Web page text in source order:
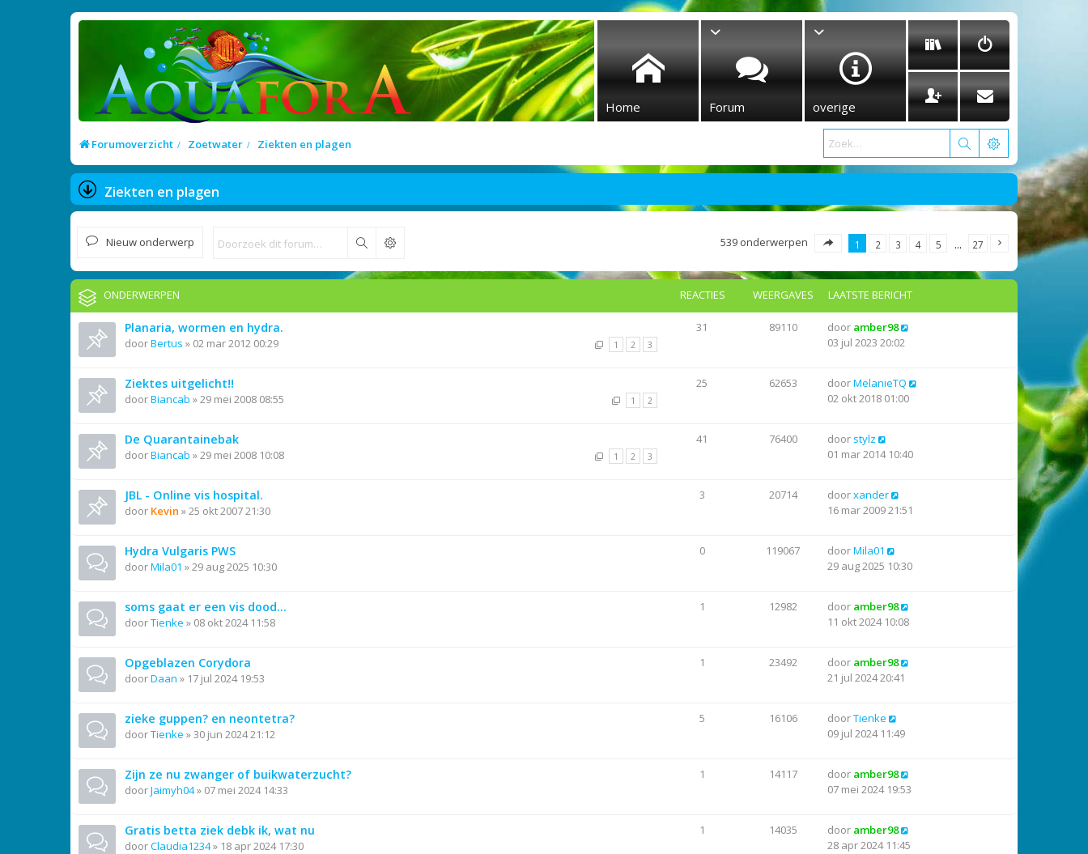
Home Forum overige
Forumoverzicht Zoetwater Ziekten en plagen
Ziekten en plagen
Nieuw onderwerp Zoek 539 onderwerpen 1 2 3 4 5 … 27
ONDERWERPEN REACTIES WEERGAVES LAATSTE BERICHT
Planaria, wormen en hydra.
doorBertus » 02 mar 2012 00:29 1 2 3
31 89110 door amber98
03 jul 2023 20:02
Ziektes uitgelicht!!
doorBiancab »29 mei 2008 08:55 1 2
25 62653 doorMelanieTQ
02 okt 2018 01:00
De Quarantainebak
doorBiancab »29 mei 2008 10:08 1 2 3
41 76400 door stylz
01 mar 2014 10:40
JBL - Online vis hospital.
door Kevin »25 okt 2007 21:30
3 20714 doorxander
16 mar 2009 21:51
Hydra Vulgaris PWS
doorMila01 »29 aug 2025 10:30
0 119067 doorMila01
29 aug 2025 10:30
soms gaat er een vis dood...
doorTienke » 08 okt 2024 11:58
1 12982 door amber98
11 okt 2024 10:08
Opgeblazen Corydora
doorDaan » 17 jul 2024 19:53
1 23492 door amber98
21 jul 2024 20:41
zieke guppen? en neontetra?
doorTienke »30 jun 2024 21:12
5 16106 doorTienke
09 jul 2024 11:49
Zijn ze nu zwanger of buikwaterzucht?
doorJaimyh04» 07 mei 2024 14:33
1 14117 door amber98
07 mei 2024 19:53
Gratis betta ziek debk ik, wat nu
doorClaudia1234» 18 apr 2024 17:30
1 14035 door amber98
28 apr 2024 11:45